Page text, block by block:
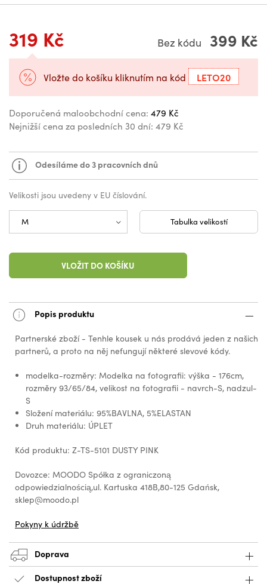
319 Kč Bez kódu 399 Kč
Vložte do košíku kliknutím na kód LETO20
Doporučená maloobchodní cena: 479 Kč
Nejnižší cena za posledních 30 dní: 479 Kč
Odesíláme do 3 pracovních dnů
Velikosti jsou uvedeny v EU číslování.
Tabulka velikostí
VLOŽIT DO KOŠÍKU
Popis produktu
Partnerské zboží - Tenhle kousek u nás prodává jeden z našich
partnerů, a proto na něj nefungují některé slevové kódy.
modelka-rozměry: Modelka na fotografii: výška - 176cm,
rozměry 93/65/84, velikost na fotografii - navrch-S, nadzul-
S
Složení materiálu: 95%BAVLNA, 5%ELASTAN
Druh materiálu: ÚPLET
Kód produktu: Z-TS-5101 DUSTY PINK
Dovozce: MOODO Spółka z ograniczoną
odpowiedzialnością,ul. Kartuska 418B,80-125 Gdańsk,
sklep@moodo.pl
Pokyny k údržbě
Doprava
Dostupnost zboží